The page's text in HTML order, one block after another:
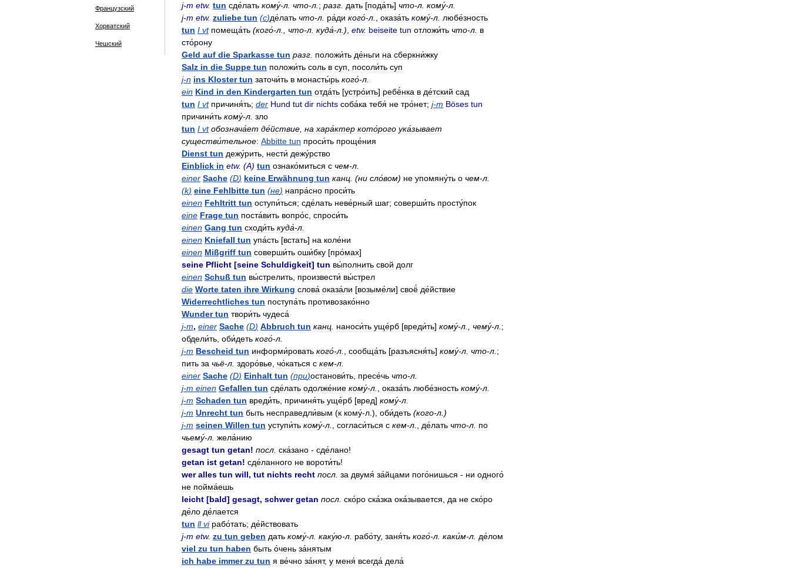
Французский
Хорватский
Чешский
j-m etw. tun сде́лать кому́-л что-л ; разг дать [пода́ть] что-л кому́-л
j-m etw. zuliebe tun (с)де́лать что-л ра́ди кого́-л оказа́ть кому́-л любе́зность
tun I vt помеща́ть (кого́-л что-л куда́-л .) etw. beiseite tun отложи́ть что-л в
сто́рону
Geld auf die Sparkasse tun разг положи́ть де́ньги на сберкни́жку
Salz in die Suppe tun положи́ть соль в суп посоли́ть суп
j-n ins Kloster tun заточи́ть в монасты́рь кого́-л
ein Kind in den Kindergarten tun отда́ть [устро́ить] ребё́нка в де́тский сад
tun I vt причиня́ть; der Hund tut dir nichts соба́ка тебя́ не тро́нет; j-m Böses tun
причини́ть кому́-л зло
tun I vt обознача́ет де́йствие на хара́ктер кото́рого ука́зывает
существи́тельное: Abbitte tun проси́ть проще́ния
Dienst tun дежу́рить нести́ дежу́рство
Einblick in etw. (A) tun ознако́миться с чем-л
einer Sache (D) keine Erwähnung tun канц . (ни сло́вом) не упомяну́ть о чем-л
(k) eine Fehlbitte tun (не) напра́сно проси́ть
einen Fehltritt tun оступи́ться; сде́лать неве́рный шаг; соверши́ть просту́пок
eine Frage tun поста́вить вопро́с спроси́ть
einen Gang tun сходи́ть куда́-л
einen Kniefall tun упа́сть [встать] на коле́ни
einen Mißgriff tun соверши́ть оши́бку [про́мах]
seine Pflicht [seine Schuldigkeit] tun вы́полнить свой долг
einen Schuß tun вы́стрелить произвести́ вы́стрел
die Worte taten ihre Wirkung слова́ оказа́ли [возыме́ли] своё́ де́йствие
Widerrechtliches tun поступа́ть противозако́нно
Wunder tun твори́ть чудеса́
j-m, einer Sache (D) Abbruch tun канц наноси́ть уще́рб [вреди́ть] кому́-л чему́-л ;
обдели́ть оби́деть кого́-л
j-m Bescheid tun информи́ровать кого́-л сообща́ть [разъясня́ть] кому́-л что-л ;
пить за чьё-л здоро́вье чо́каться с кем-л
einer Sache (D) Einhalt tun (при)останови́ть пресе́чь что-л
j-m einen Gefallen tun сде́лать одолже́ние кому́-л оказа́ть любе́зность кому́-л
j-m Schaden tun вреди́ть причиня́ть уще́рб [вред] кому́-л
j-m Unrecht tun быть несправедли́вым (к кому́-л .), оби́деть (кого-л .)
j-m seinen Willen tun уступи́ть кому́-л согласи́ться с кем-л де́лать что-л по
чьему́-л жела́нию
gesagt tun getan! посл ска́зано - сде́лано!
getan ist getan! сде́ланного не вороти́ть!
wer alles tun will, tut nichts recht посл за двумя́ за́йцами пого́нишься - ни одного́
не пойма́ешь
leicht [bald] gesagt, schwer getan посл ско́ро ска́зка ока́зывается да не ско́ро
де́ло де́лается
tun ll vi рабо́тать; де́йствовать
j-m etw. zu tun geben дать кому́-л каку́ю-л рабо́ту, заня́ть кого́-л каки́м-л де́лом
viel zu tun haben быть о́чень за́нятым
ich habe immer zu tun я ве́чно за́нят, у меня́ всегда́ дела́